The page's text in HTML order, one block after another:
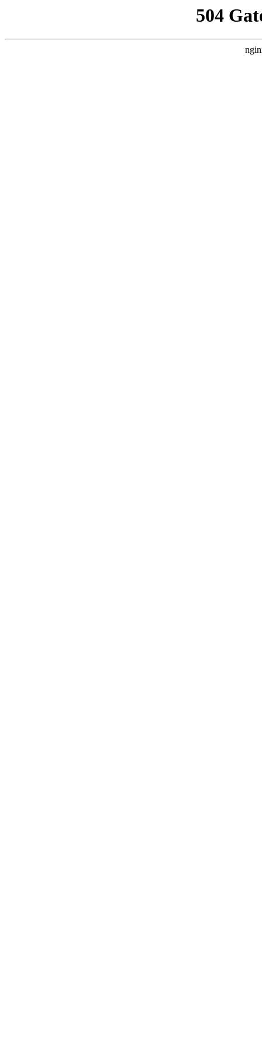
504